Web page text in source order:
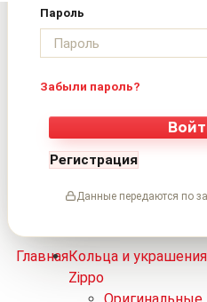
Пароль
Забыли пароль?
Регистрация
Данные передаются по
ГлавнаяКольца и украшения
Zippo